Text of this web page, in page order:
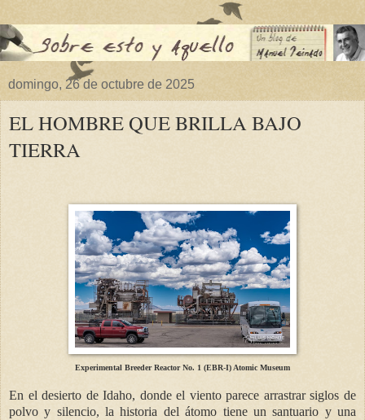
domingo, 26 de octubre de 2025
EL HOMBRE QUE BRILLA BAJO
TIERRA
Experimental Breeder Reactor No. 1 (EBR-I) Atomic Museum
En el desierto de Idaho, donde el viento parece arrastrar siglos de
polvo y silencio, la historia del átomo tiene un santuario y una